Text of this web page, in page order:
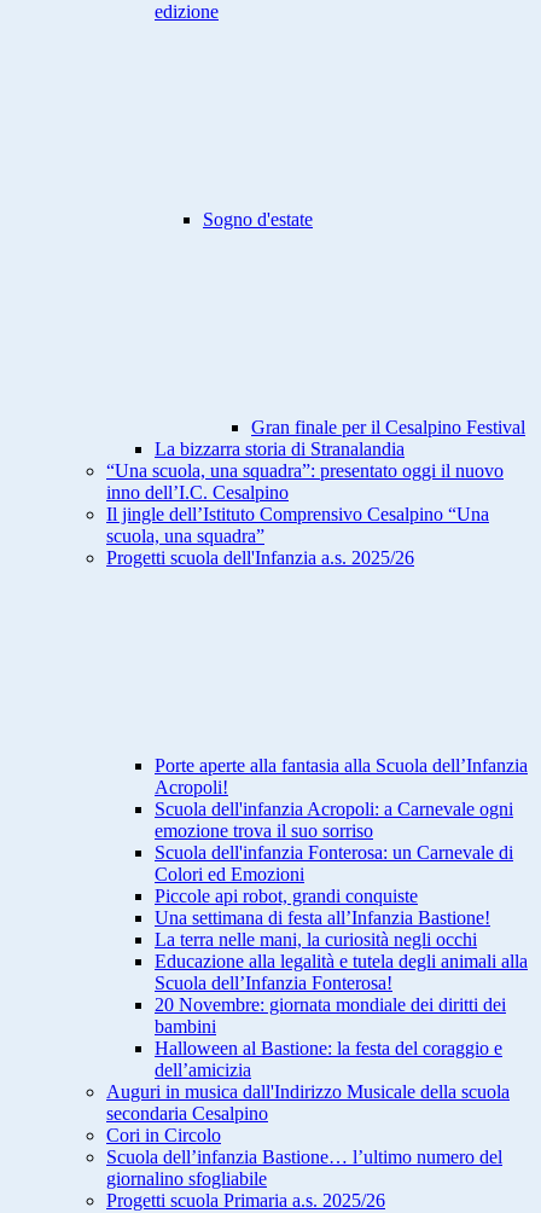
edizione
Sogno d'estate
Gran finale per il Cesalpino Festival
La bizzarra storia di Stranalandia
“Una scuola, una squadra”: presentato oggi il nuovo
inno dell’I.C. Cesalpino
Il jingle dell’Istituto Comprensivo Cesalpino “Una
scuola, una squadra”
Progetti scuola dell'Infanzia a.s. 2025/26
Porte aperte alla fantasia alla Scuola dell’Infanzia
Acropoli!
Scuola dell'infanzia Acropoli: a Carnevale ogni
emozione trova il suo sorriso
Scuola dell'infanzia Fonterosa: un Carnevale di
Colori ed Emozioni
Piccole api robot, grandi conquiste
Una settimana di festa all’Infanzia Bastione!
La terra nelle mani, la curiosità negli occhi
Educazione alla legalità e tutela degli animali alla
Scuola dell’Infanzia Fonterosa!
20 Novembre: giornata mondiale dei diritti dei
bambini
Halloween al Bastione: la festa del coraggio e
dell’amicizia
Auguri in musica dall'Indirizzo Musicale della scuola
secondaria Cesalpino
Cori in Circolo
Scuola dell’infanzia Bastione… l’ultimo numero del
giornalino sfogliabile
Progetti scuola Primaria a.s. 2025/26